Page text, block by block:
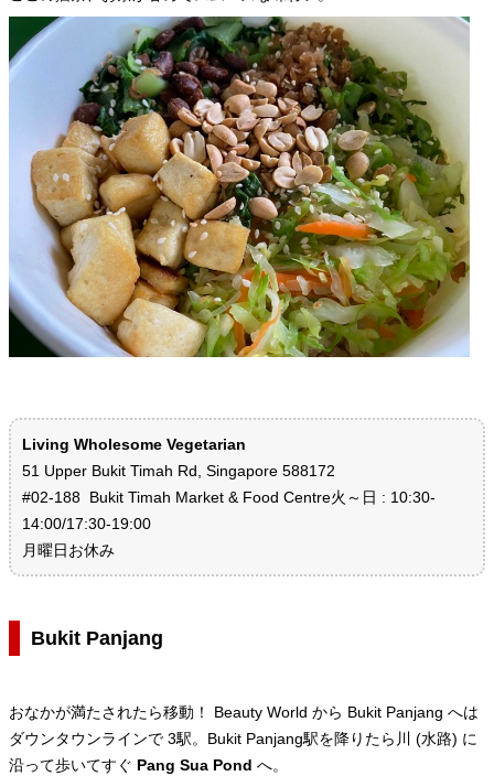
Living Wholesome Vegetarian
51 Upper Bukit Timah Rd, Singapore 588172
#02-188 Bukit Timah Market & Food Centre火～日 : 10:30-
14:00/17:30-19:00
月曜日お休み
Bukit Panjang
おなかが満たされたら移動！ Beauty World から Bukit Panjang へは
ダウンタウンラインで 3駅。Bukit Panjang駅を降りたら川 (水路) に
沿って歩いてすぐ Pang Sua Pond へ。